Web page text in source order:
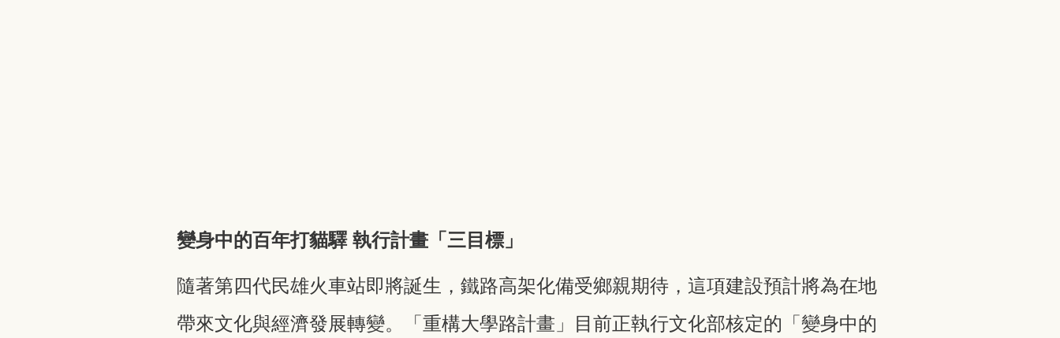
變身中的百年打貓驛 執行計畫「三目標」
隨著第四代民雄火車站即將誕生，鐵路高架化備受鄉親期待，這項建設預計將為在地
帶來文化與經濟發展轉變。「重構大學路計畫」目前正執行文化部核定的「變身中的